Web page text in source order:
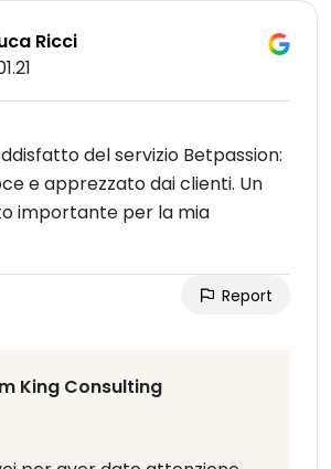
Ricci
del servizio Betpassion:
e apprezzato dai clienti. Un
importante per la mia
Report
King Consulting